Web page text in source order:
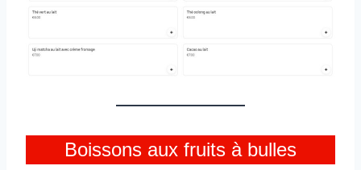
Boissons aux fruits à bulles